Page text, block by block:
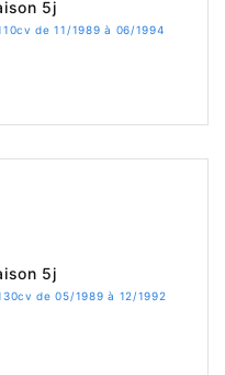
5j
de 11/1989 à 06/1994
5j
de 05/1989 à 12/1992